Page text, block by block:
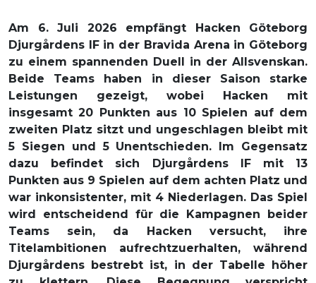
Am 6. Juli 2026 empfängt Hacken Göteborg
Djurgårdens IF in der Bravida Arena in Göteborg
zu einem spannenden Duell in der Allsvenskan.
Beide Teams haben in dieser Saison starke
Leistungen gezeigt, wobei Hacken mit
insgesamt 20 Punkten aus 10 Spielen auf dem
zweiten Platz sitzt und ungeschlagen bleibt mit
5 Siegen und 5 Unentschieden. Im Gegensatz
dazu befindet sich Djurgårdens IF mit 13
Punkten aus 9 Spielen auf dem achten Platz und
war inkonsistenter, mit 4 Niederlagen. Das Spiel
wird entscheidend für die Kampagnen beider
Teams sein, da Hacken versucht, ihre
Titelambitionen aufrechtzuerhalten, während
Djurgårdens bestrebt ist, in der Tabelle höher